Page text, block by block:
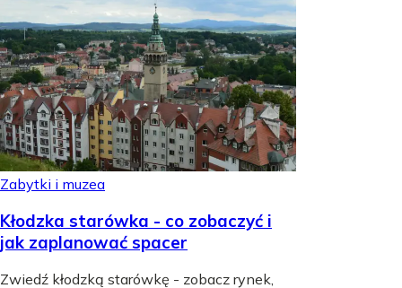
Zabytki i muzea
Kłodzka starówka - co zobaczyć i
jak zaplanować spacer
Zwiedź kłodzką starówkę - zobacz rynek,